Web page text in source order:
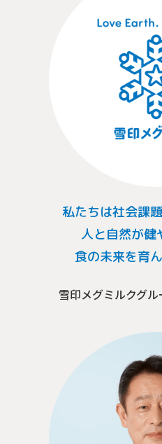
私たちは社会課
人と自然が健
食の未来を育
雪印メグミルクグ